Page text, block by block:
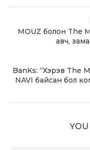
MOUZ болон The
авч,
BanKs: “Хэрэв The
NAVI байсан бол